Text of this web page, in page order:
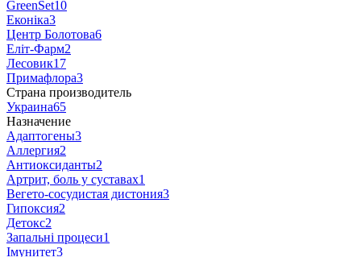
GreenSet10
Еконіка3
Центр Болотова6
Еліт-Фарм2
Лесовик17
Примафлора3
Страна производитель
Украина65
Назначение
Адаптогены3
Аллергия2
Антиоксиданты2
Артрит, боль у суставах1
Вегето-сосудистая дистония3
Гипоксия2
Детокс2
Запальні процеси1
Імунитет3